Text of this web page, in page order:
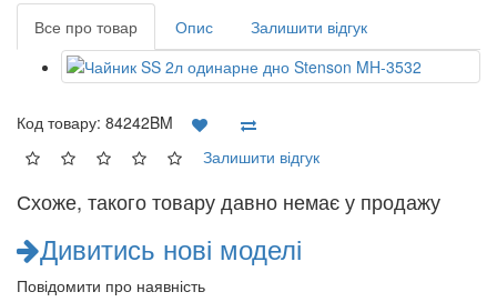
Все про товар Опис Залишити відгук
Код товару: 84242BM
Залишити відгук
Схоже, такого товару давно немає у продажу
Дивитись нові моделі
Повідомити про наявність